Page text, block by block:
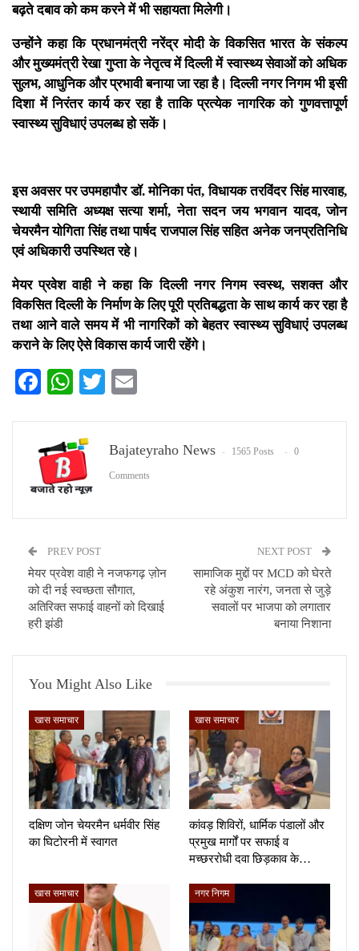
बढ़ते दबाव को कम करने में भी सहायता मिलेगी।
उन्होंने कहा कि प्रधानमंत्री नरेंद्र मोदी के विकसित भारत के संकल्प
और मुख्यमंत्री रेखा गुप्ता के नेतृत्व में दिल्ली में स्वास्थ्य सेवाओं को अधिक
सुलभ, आधुनिक और प्रभावी बनाया जा रहा है। दिल्ली नगर निगम भी इसी
दिशा में निरंतर कार्य कर रहा है ताकि प्रत्येक नागरिक को गुणवत्तापूर्ण
स्वास्थ्य सुविधाएं उपलब्ध हो सकें।
इस अवसर पर उपमहापौर डॉ. मोनिका पंत, विधायक तरविंदर सिंह मारवाह,
स्थायी समिति अध्यक्ष सत्या शर्मा, नेता सदन जय भगवान यादव, जोन
चेयरमैन योगिता सिंह तथा पार्षद राजपाल सिंह सहित अनेक जनप्रतिनिधि
एवं अधिकारी उपस्थित रहे।
मेयर प्रवेश वाही ने कहा कि दिल्ली नगर निगम स्वस्थ, सशक्त और
विकसित दिल्ली के निर्माण के लिए पूरी प्रतिबद्धता के साथ कार्य कर रहा है
तथा आने वाले समय में भी नागरिकों को बेहतर स्वास्थ्य सुविधाएं उपलब्ध
कराने के लिए ऐसे विकास कार्य जारी रहेंगे।
Facebook
WhatsApp
Twitter
Bajateyraho News 1565 Posts 0
Comments
PREV POST
मेयर प्रवेश वाही ने नजफगढ़ ज़ोन
को दी नई स्वच्छता सौगात,
अतिरिक्त सफाई वाहनों को दिखाई
हरी झंडी
NEXT POST
सामाजिक मुद्दों पर MCD को घेरते
रहे अंकुश नारंग, जनता से जुड़े
सवालों पर भाजपा को लगातार
बनाया निशाना
You Might Also Like
खास समाचार
दक्षिण जोन चेयरमैन धर्मवीर सिंह
का घिटोरनी में स्वागत
खास समाचार
कांवड़ शिविरों, धार्मिक पंडालों और
प्रमुख मार्गों पर सफाई व
मच्छररोधी दवा छिड़काव के…
खास समाचार नगर निगम